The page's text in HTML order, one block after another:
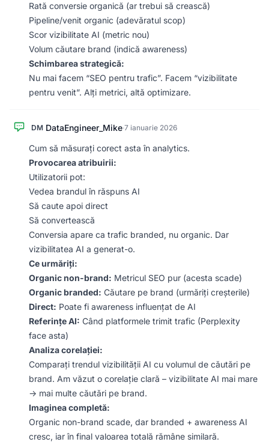
Rată conversie organică (ar trebui să crească)
Pipeline/venit organic (adevăratul scop)
Scor vizibilitate AI (metric nou)
Volum căutare brand (indică awareness)
Schimbarea strategică:
Nu mai facem “SEO pentru trafic”. Facem “vizibilitate
pentru venit”. Alți metrici, altă optimizare.
DM DataEngineer_Mike·7 ianuarie 2026
Cum să măsurați corect asta în analytics.
Provocarea atribuirii:
Utilizatorii pot:
Vedea brandul în răspuns AI
Să caute apoi direct
Să convertească
Conversia apare ca trafic branded, nu organic. Dar
vizibilitatea AI a generat-o.
Ce urmăriți:
Organic non-brand: Metricul SEO pur (acesta scade)
Organic branded: Căutare pe brand (urmăriți creșterile)
Direct: Poate fi awareness influențat de AI
Referințe AI: Când platformele trimit trafic (Perplexity
face asta)
Analiza corelației:
Comparați trendul vizibilității AI cu volumul de căutări pe
brand. Am văzut o corelație clară – vizibilitate AI mai mare
→ mai multe căutări pe brand.
Imaginea completă:
Organic non-brand scade, dar branded + awareness AI
cresc, iar în final valoarea totală rămâne similară.